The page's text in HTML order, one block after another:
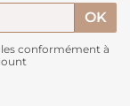
conformément à